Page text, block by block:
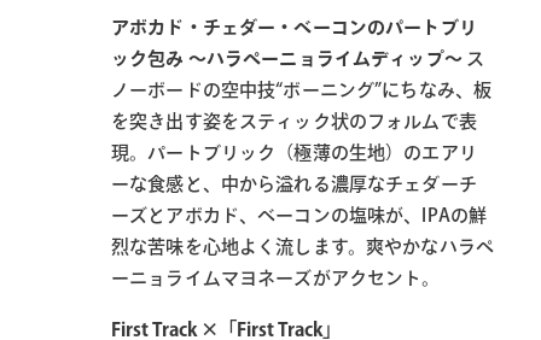
アボカド・チェダー・ベーコンのパートブリ
ック包み 〜ハラペーニョライムディップ〜ス
ノーボードの空中技“ボーニング”にちなみ、板
を突き出す姿をスティック状のフォルムで表
現。パートブリック（極薄の生地）のエアリ
ーな食感と、中から溢れる濃厚なチェダーチ
ーズとアボカド、ベーコンの塩味が、IPAの鮮
烈な苦味を心地よく流します。爽やかなハラペ
ーニョライムマヨネーズがアクセント。
First Track ×「First Track」